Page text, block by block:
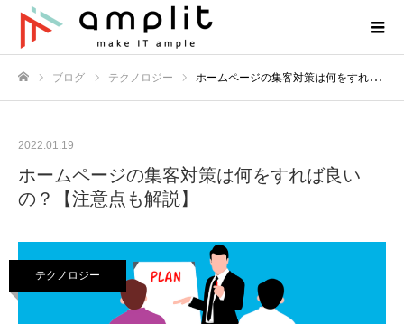
ブログ テクノロジー ホームページの集客対策は何をすれば良いの？【注意点も解説】
2022.01.19
ホームページの集客対策は何をすれば良い
の？【注意点も解説】
テクノロジー